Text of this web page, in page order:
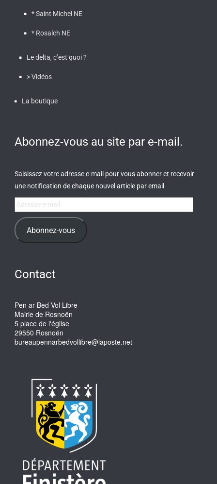
* Saint Michel NE
* Rosalch NE
Le delta, c’est quoi ?
> Vidéos
La boutique
Abonnez-vous au site par e-mail.
Saisissez votre adresse e-mail pour vous abonner et recevoir
une notification de chaque nouvel article par email
Adresse
e-
mail Abonnez-vous
Contact
Pen ar Bed Vol Libre
Mairie de Rosnoën
5 place de l'église
29550 Rosnoën
bureaupennarbedvollibre@laposte.net